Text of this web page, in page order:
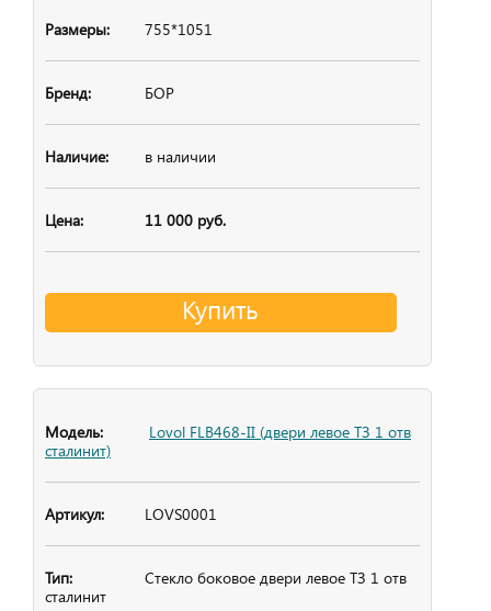
755*1051
БОР
в наличии
11 000 руб.
Купить
Lovol FLB468-II (двери левое ТЗ 1 отв
сталинит)
LOVS0001
Стекло боковое двери левое ТЗ 1 отв
сталинит